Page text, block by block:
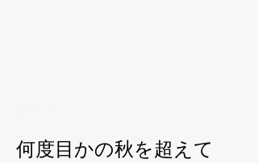
何度目かの秋を超えて